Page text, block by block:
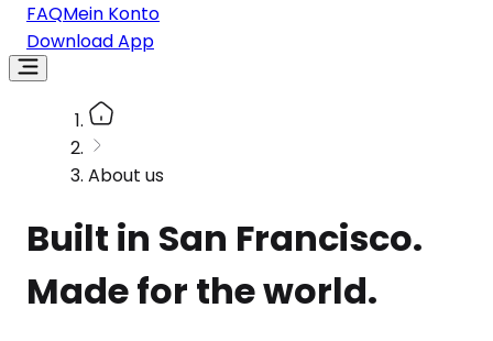
FAQMein Konto
Download App
About us
Built in San Francisco.
Made for the world.